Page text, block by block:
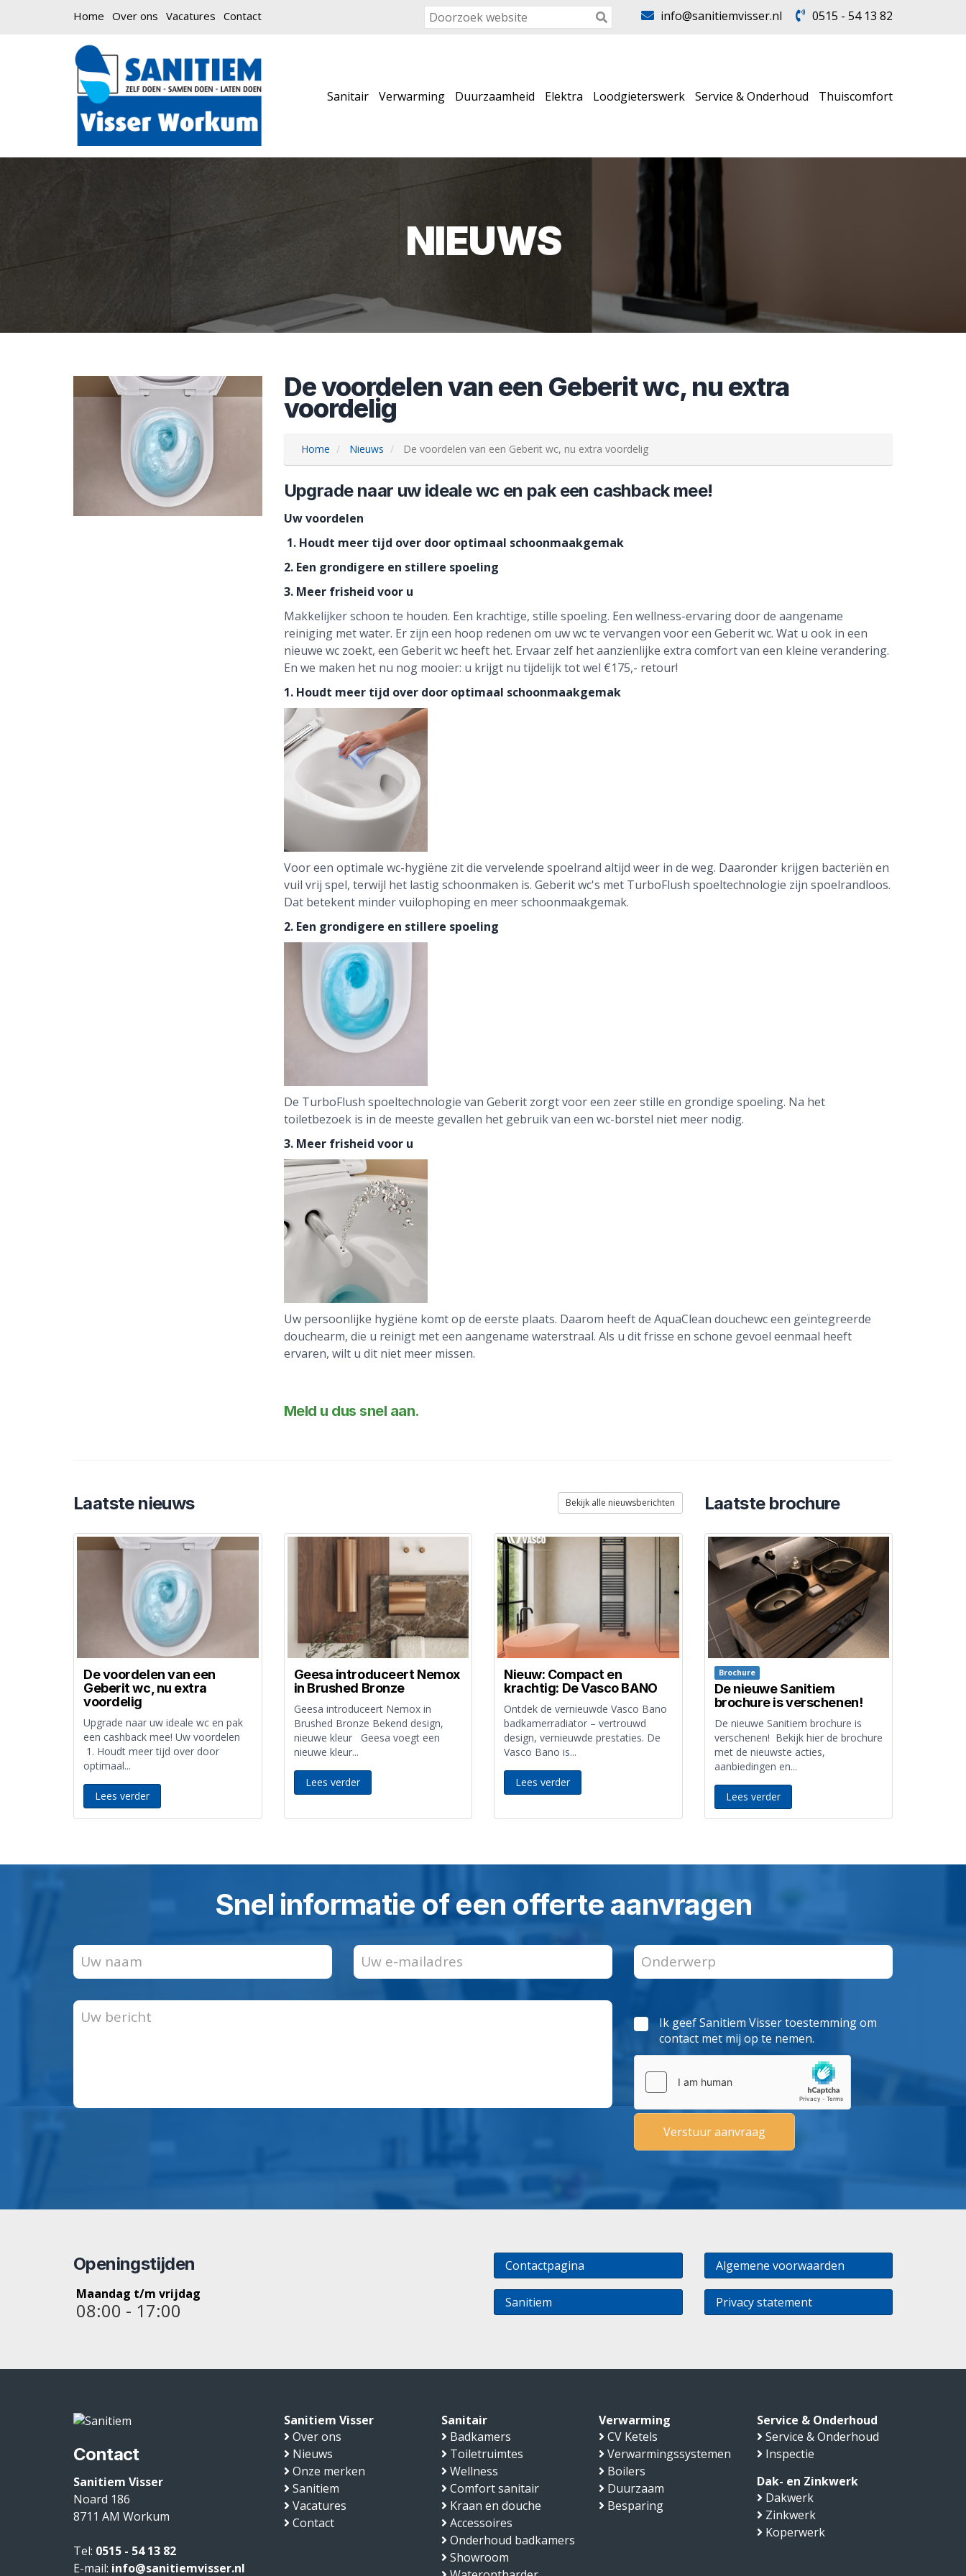
Home Over ons Vacatures Contact info@sanitiemvisser.nl 0515 - 54 13 82
Sanitair Verwarming Duurzaamheid Elektra Loodgieterswerk Service & Onderhoud Thuiscomfort
NIEUWS
De voordelen van een Geberit wc, nu extra
voordelig
Home Nieuws De voordelen van een Geberit wc, nu extra voordelig
Upgrade naar uw ideale wc en pak een cashback mee!
Uw voordelen
1. Houdt meer tijd over door optimaal schoonmaakgemak
2. Een grondigere en stillere spoeling
3. Meer frisheid voor u
Makkelijker schoon te houden. Een krachtige, stille spoeling. Een wellness-ervaring door de aangename
reiniging met water. Er zijn een hoop redenen om uw wc te vervangen voor een Geberit wc. Wat u ook in een
nieuwe wc zoekt, een Geberit wc heeft het. Ervaar zelf het aanzienlijke extra comfort van een kleine verandering.
En we maken het nu nog mooier: u krijgt nu tijdelijk tot wel €175,- retour!
1. Houdt meer tijd over door optimaal schoonmaakgemak
Voor een optimale wc-hygiëne zit die vervelende spoelrand altijd weer in de weg. Daaronder krijgen bacteriën en
vuil vrij spel, terwijl het lastig schoonmaken is. Geberit wc's met TurboFlush spoeltechnologie zijn spoelrandloos.
Dat betekent minder vuilophoping en meer schoonmaakgemak.
2. Een grondigere en stillere spoeling
De TurboFlush spoeltechnologie van Geberit zorgt voor een zeer stille en grondige spoeling. Na het
toiletbezoek is in de meeste gevallen het gebruik van een wc-borstel niet meer nodig.
3. Meer frisheid voor u
Uw persoonlijke hygiëne komt op de eerste plaats. Daarom heeft de AquaClean douchewc een geïntegreerde
douchearm, die u reinigt met een aangename waterstraal. Als u dit frisse en schone gevoel eenmaal heeft
ervaren, wilt u dit niet meer missen.
Meld u dus snel aan.
Laatste nieuws Bekijk alle nieuwsberichten Laatste brochure
De voordelen van een
Geberit wc, nu extra
voordelig
Upgrade naar uw ideale wc en pak
een cashback mee! Uw voordelen
1. Houdt meer tijd over door
optimaal...
Lees verder
Geesa introduceert Nemox
in Brushed Bronze
Geesa introduceert Nemox in
Brushed Bronze Bekend design,
nieuwe kleur Geesa voegt een
nieuwe kleur...
Lees verder
Nieuw: Compact en
krachtig: De Vasco BANO
Ontdek de vernieuwde Vasco Bano
badkamerradiator – vertrouwd
design, vernieuwde prestaties. De
Vasco Bano is...
Lees verder
Brochure
De nieuwe Sanitiem
brochure is verschenen!
De nieuwe Sanitiem brochure is
verschenen! Bekijk hier de brochure
met de nieuwste acties,
aanbiedingen en...
Lees verder
Snel informatie of een offerte aanvragen
Ik geef Sanitiem Visser toestemming om
contact met mij op te nemen.
Openingstijden
Maandag t/m vrijdag
08:00 - 17:00
Contactpagina
Sanitiem
Algemene voorwaarden
Privacy statement
Contact
Sanitiem Visser
Noard 186
8711 AM Workum
Tel: 0515 - 54 13 82
E-mail: info@sanitiemvisser.nl
Sanitiem Visser
Over ons
Nieuws
Onze merken
Sanitiem
Vacatures
Contact
Sanitair
Badkamers
Toiletruimtes
Wellness
Comfort sanitair
Kraan en douche
Accessoires
Onderhoud badkamers
Showroom
Verwarming
CV Ketels
Verwarmingssystemen
Boilers
Duurzaam
Besparing
Service & Onderhoud
Service & Onderhoud
Inspectie
Dak- en Zinkwerk
Dakwerk
Zinkwerk
Koperwerk